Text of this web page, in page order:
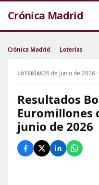
Crónica Madrid
Crónica Madrid › Loterías
LOTERÍAS26 de Junio de 2026
Resultados
Euromillones
junio de 2026